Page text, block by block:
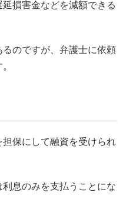
損害金などを減額できる
のですが、弁護士に依頼
保にして融資を受けられ
息のみを支払うことにな